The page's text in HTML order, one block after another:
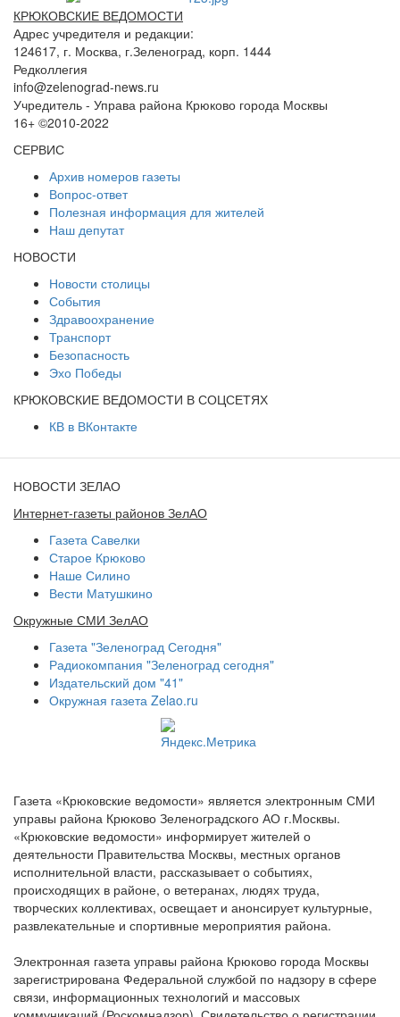
КРЮКОВСКИЕ ВЕДОМОСТИ
Адрес учредителя и редакции:
124617, г. Москва, г.Зеленоград, корп. 1444
Редколлегия
info@zelenograd-news.ru
Учредитель - Управа района Крюково города Москвы
16+ ©2010-2022
СЕРВИС
Архив номеров газеты
Вопрос-ответ
Полезная информация для жителей
Наш депутат
НОВОСТИ
Новости столицы
События
Здравоохранение
Транспорт
Безопасность
Эхо Победы
КРЮКОВСКИЕ ВЕДОМОСТИ В СОЦСЕТЯХ
КВ в ВКонтакте
НОВОСТИ ЗЕЛАО
Интернет-газеты районов ЗелАО
Газета Савелки
Старое Крюково
Наше Силино
Вести Матушкино
Окружные СМИ ЗелАО
Газета "Зеленоград Сегодня"
Радиокомпания "Зеленоград сегодня"
Издательский дом "41"
Окружная газета Zelao.ru
Газета «Крюковские ведомости» является электронным СМИ
управы района Крюково Зеленоградского АО г.Москвы.
«Крюковские ведомости» информирует жителей о
деятельности Правительства Москвы, местных органов
исполнительной власти, рассказывает о событиях,
происходящих в районе, о ветеранах, людях труда,
творческих коллективах, освещает и анонсирует культурные,
развлекательные и спортивные мероприятия района.
Электронная газета управы района Крюково города Москвы
зарегистрирована Федеральной службой по надзору в сфере
связи, информационных технологий и массовых